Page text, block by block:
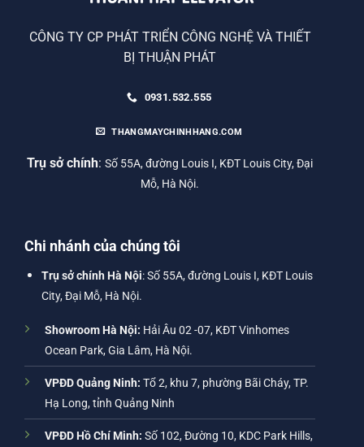
CÔNG TY CP PHÁT TRIỂN CÔNG NGHỆ VÀ THIẾT
BỊ THUẬN PHÁT
0931.532.555
THANGMAYCHINHHANG.COM
Trụ sở chính: Số 55A, đường Louis I, KĐT Louis City, Đại
Mỗ, Hà Nội.
Chi nhánh của chúng tôi
Trụ sở chính Hà Nội: Số 55A, đường Louis I, KĐT Louis
City, Đại Mỗ, Hà Nội.
Showroom Hà Nội: Hải Âu 02 -07, KĐT Vinhomes
Ocean Park, Gia Lâm, Hà Nội.
VPĐD Quảng Ninh: Tổ 2, khu 7, phường Bãi Cháy, TP.
Hạ Long, tỉnh Quảng Ninh
VPĐD Hồ Chí Minh: Số 102, Đường 10, KDC Park Hills,